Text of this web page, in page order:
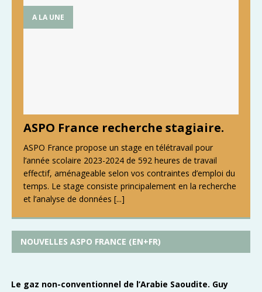
A LA UNE
ASPO France recherche stagiaire.
ASPO France propose un stage en télétravail pour
l’année scolaire 2023-2024 de 592 heures de travail
effectif, aménageable selon vos contraintes d’emploi du
temps. Le stage consiste principalement en la recherche
et l’analyse de données [...]
NOUVELLES ASPO FRANCE (EN+FR)
Le gaz non-conventionnel de l’Arabie Saoudite. Guy